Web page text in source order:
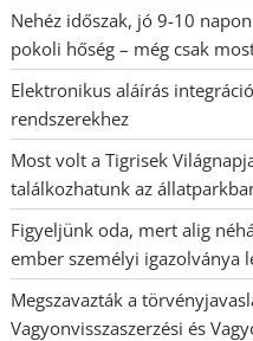
Nehéz időszak, jó 9-10
pokoli hőség – még csak
Elektronikus aláírás
rendszerekhez
Most volt a Tigrisek
találkozhatunk az
Figyeljünk oda, mert alig
ember személyi igazolványa
Megszavazták a
Vagyonvisszaszerzési és